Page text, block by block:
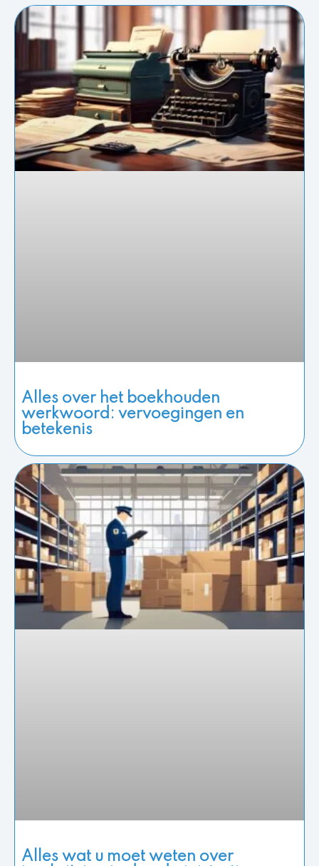
Alles over het boekhouden
werkwoord: vervoegingen en
betekenis
Alles wat u moet weten over